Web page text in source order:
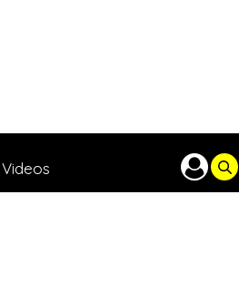
Videos